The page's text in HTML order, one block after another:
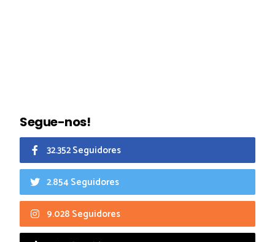
Segue-nos!
32.352 Seguidores
2.854 Seguidores
9.028 Seguidores